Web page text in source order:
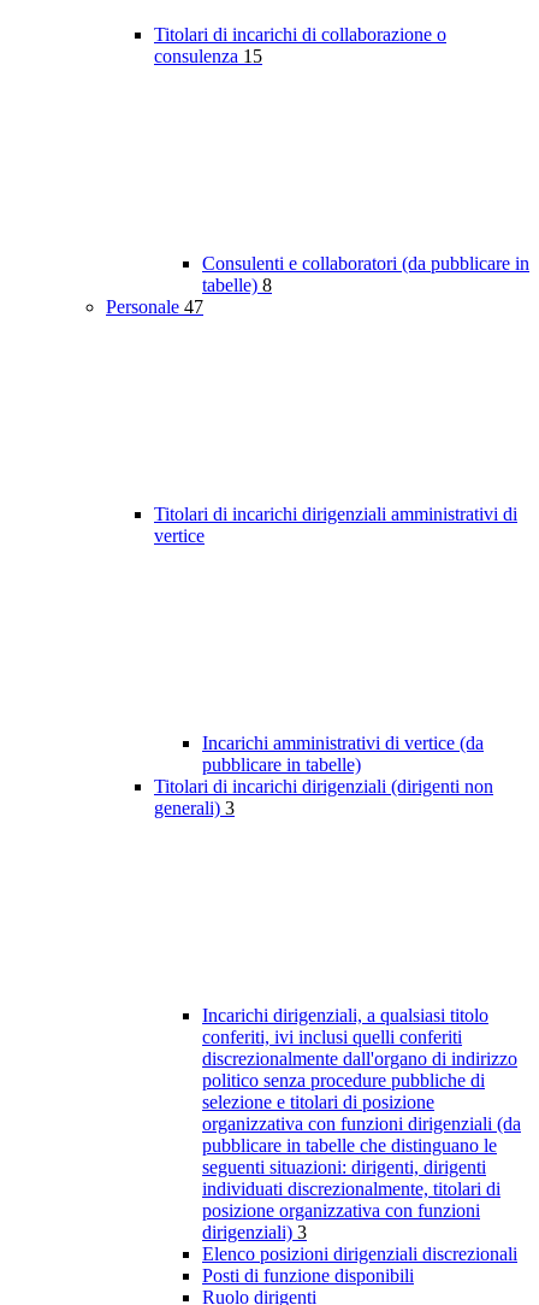
Titolari di incarichi di collaborazione o
consulenza 15
Consulenti e collaboratori (da pubblicare in
tabelle) 8
Personale 47
Titolari di incarichi dirigenziali amministrativi di
vertice
Incarichi amministrativi di vertice (da
pubblicare in tabelle)
Titolari di incarichi dirigenziali (dirigenti non
generali) 3
Incarichi dirigenziali, a qualsiasi titolo
conferiti, ivi inclusi quelli conferiti
discrezionalmente dall'organo di indirizzo
politico senza procedure pubbliche di
selezione e titolari di posizione
organizzativa con funzioni dirigenziali (da
pubblicare in tabelle che distinguano le
seguenti situazioni: dirigenti, dirigenti
individuati discrezionalmente, titolari di
posizione organizzativa con funzioni
dirigenziali) 3
Elenco posizioni dirigenziali discrezionali
Posti di funzione disponibili
Ruolo dirigenti